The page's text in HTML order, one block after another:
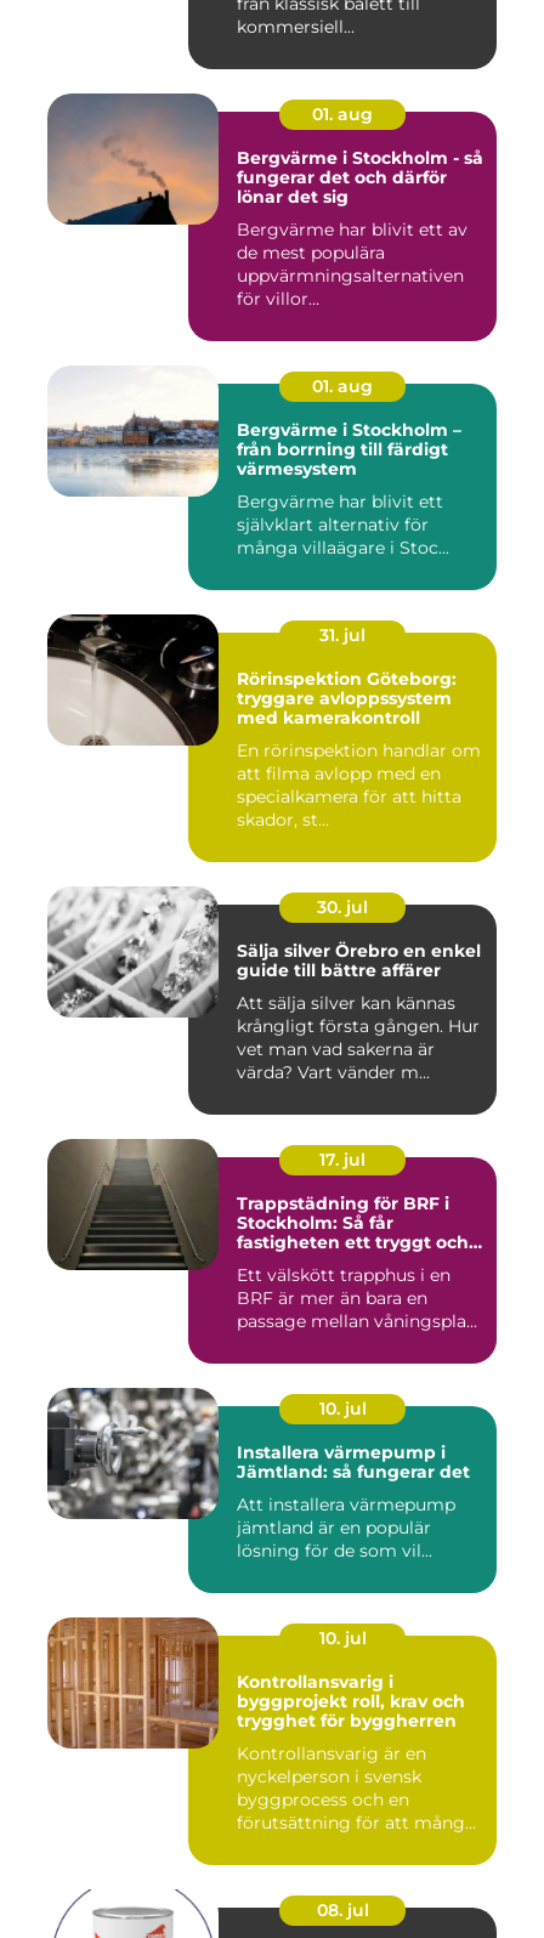
kommersiell...
01. aug
Bergvärme i Stockholm - så
fungerar det och därför
lönar det sig
Bergvärme har blivit ett av
de mest populära
uppvärmningsalternativen
för villor...
01. aug
Bergvärme i Stockholm –
från borrning till färdigt
värmesystem
Bergvärme har blivit ett
självklart alternativ för
många villaägare i Stoc...
31. jul
Rörinspektion Göteborg:
tryggare avloppssystem
med kamerakontroll
En rörinspektion handlar om
att filma avlopp med en
specialkamera för att hitta
skador, st...
30. jul
Sälja silver Örebro en enkel
guide till bättre affärer
Att sälja silver kan kännas
krångligt första gången. Hur
vet man vad sakerna är
värda? Vart vänder m...
17. jul
Trappstädning för BRF i
Stockholm: Så får
fastigheten ett tryggt och
Ett välskött trapphus i en
BRF är mer än bara en
passage mellan våningspla...
10. jul
Installera värmepump i
Jämtland: så fungerar det
Att installera värmepump
jämtland är en populär
lösning för de som vil...
10. jul
Kontrollansvarig i
byggprojekt roll, krav och
trygghet för byggherren
Kontrollansvarig är en
nyckelperson i svensk
byggprocess och en
förutsättning för att många
08. jul